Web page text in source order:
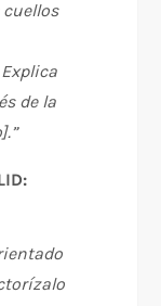
de la